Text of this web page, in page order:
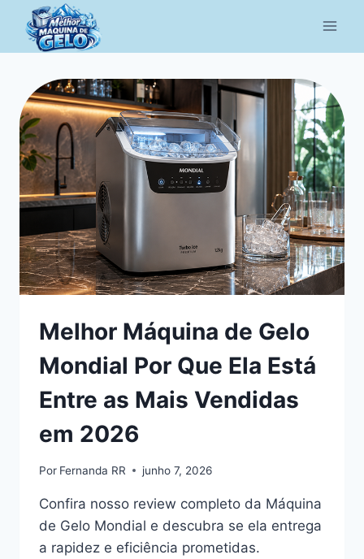
Pular
para
o
Conteúdo
Melhor Máquina de Gelo
Mondial Por Que Ela Está
Entre as Mais Vendidas
em 2026
Por Fernanda RR junho 7, 2026
Confira nosso review completo da Máquina
de Gelo Mondial e descubra se ela entrega
a rapidez e eficiência prometidas.